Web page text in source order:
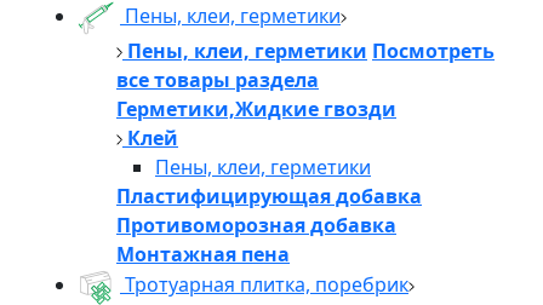
Пены, клеи, герметики
Пены, клеи, герметики Посмотреть
все товары раздела
Герметики,Жидкие гвозди
Клей
Пены, клеи, герметики
Пластифицирующая добавка
Противоморозная добавка
Монтажная пена
Тротуарная плитка, поребрик